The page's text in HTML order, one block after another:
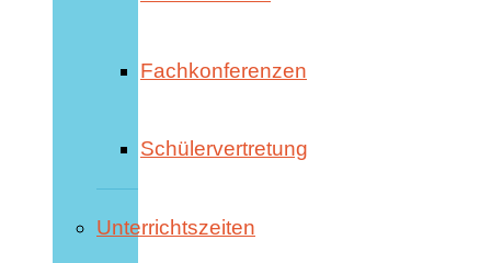
Fachkonferenzen
Schülervertretung
Unterrichtszeiten